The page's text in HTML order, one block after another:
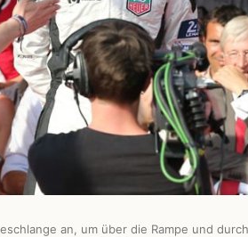
an, um über die Rampe und